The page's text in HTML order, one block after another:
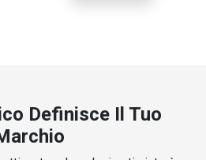
Definisce Il Tuo